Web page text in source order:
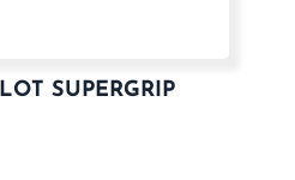
SUPERGRIP